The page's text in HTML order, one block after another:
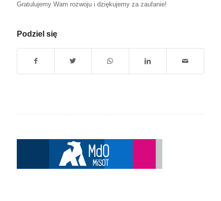
Gratulujemy Wam rozwoju i dziękujemy za zaufanie!
Podziel się